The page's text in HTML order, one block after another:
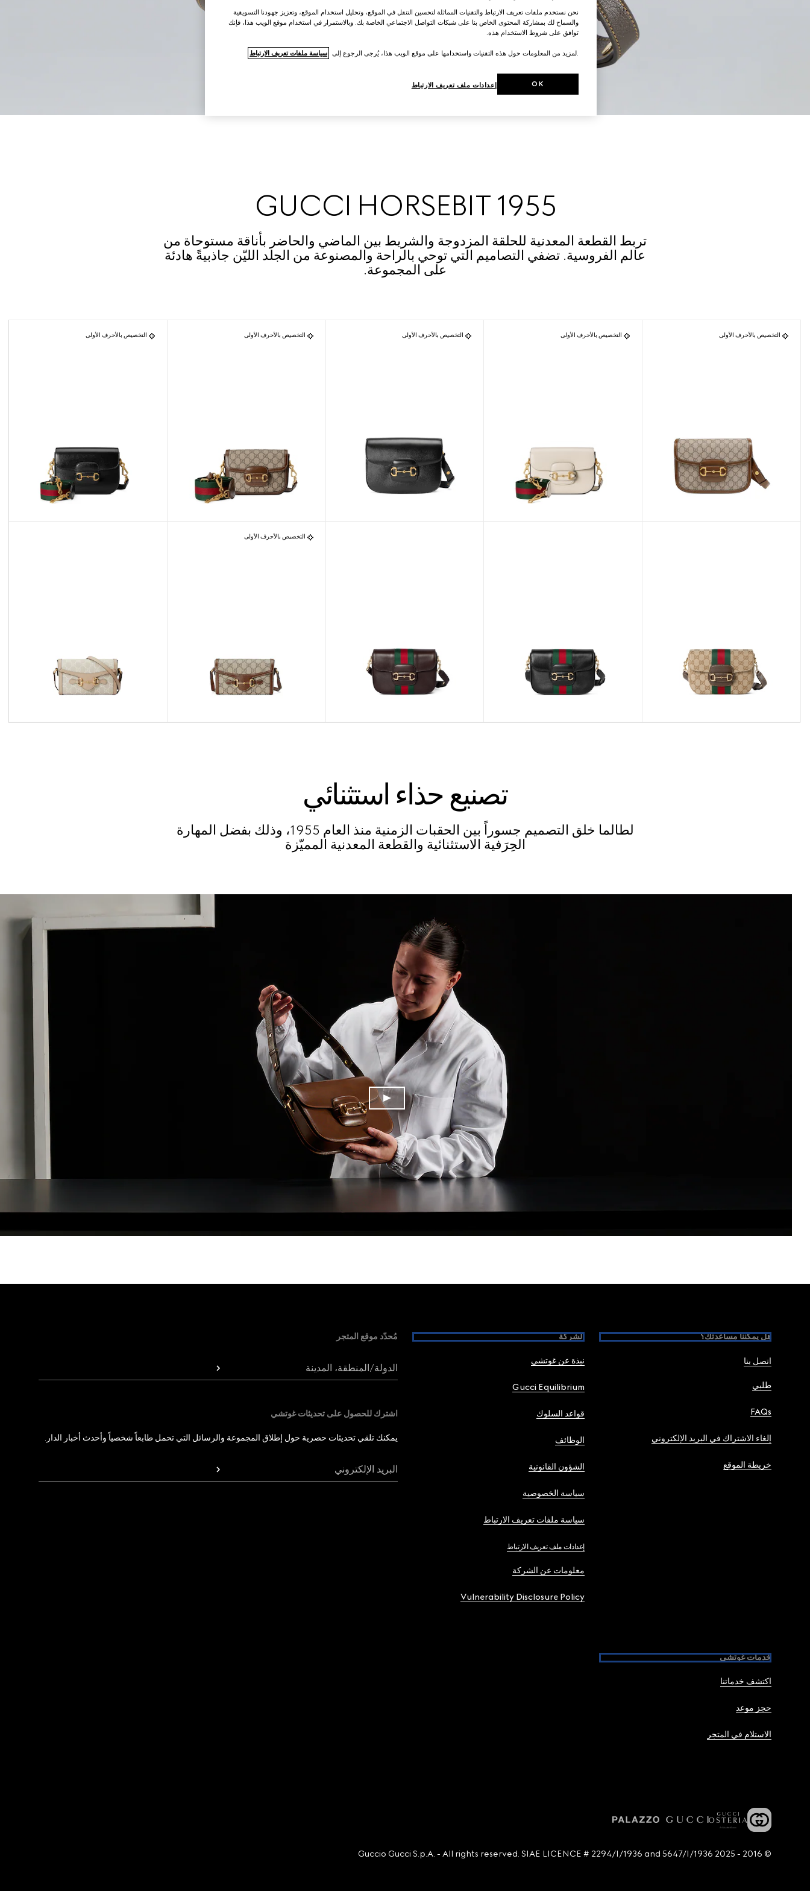
GUCCI HORSEBIT 1955
تربط القطعة المعدنية للحلقة المزدوجة والشريط بين الماضي والحاضر بأناقة مستوحاة من
عالم الفروسية. تضفي التصاميم التي توحي بالراحة والمصنوعة من الجلد الليّن جاذبيةً هادئة
على المجموعة.
التخصيص بالأحرف الأولى التخصيص بالأحرف الأولى التخصيص بالأحرف الأولى التخصيص بالأحرف الأولى التخصيص بالأحرف الأولى
التخصيص بالأحرف الأولى
تصنيع حذاء استثنائي
لطالما خلق التصميم جسوراً بين الحقبات الزمنية منذ العام 1955، وذلك بفضل المهارة
الحِرَفية الاستثنائية والقطعة المعدنية المميّزة
هل يمكننا مساعدتك؟
اتصل بنا
طلبي
FAQs
إلغاء الاشتراك في البريد الإلكتروني
خريطة الموقع
الشركة
نبذة عن غوتشي
Gucci Equilibrium
قواعد السلوك
الوظائف
الشؤون القانونية
سياسة الخصوصية
سياسة ملفات تعريف الارتباط
إعدادات ملف تعريف الارتباط
معلومات عن الشركة
Vulnerability Disclosure Policy
خدمات غوتشي
اكتشف خدماتنا
حجز موعد
الاستلام في المتجر
مُحدّد موقع المتجر
الدولة/المنطقة، المدينة
اشترك للحصول على تحديثات غوتشي
يمكنك تلقي تحديثات حصرية حول إطلاق المجموعة والرسائل التي تحمل طابعاً شخصياً وأحدث أخبار الدار.
البريد الإلكتروني
© 2016 - 2025 Guccio Gucci S.p.A. - All rights reserved. SIAE LICENCE # 2294/I/1936 and 5647/I/1936
نحن نستخدم ملفات تعريف الارتباط والتقنيات المماثلة لتحسين التنقل في الموقع، وتحليل استخدام الموقع، وتعزيز جهودنا التسويقية
والسماح لك بمشاركة المحتوى الخاص بنا على شبكات التواصل الاجتماعي الخاصة بك. وبالاستمرار في استخدام موقع الويب هذا، فإنك
توافق على شروط الاستخدام هذه.
.لمزيد من المعلومات حول هذه التقنيات واستخدامها على موقع الويب هذا، يُرجى الرجوع إلى سياسة ملفات تعريف الارتباط
إعدادات ملف تعريف الارتباط OK